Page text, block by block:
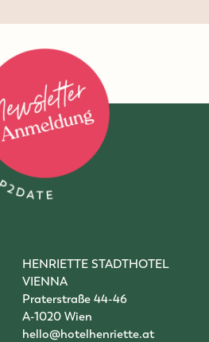
HENRIETTE STADTHOTEL
VIENNA
Praterstraße 44-46
A-1020 Wien